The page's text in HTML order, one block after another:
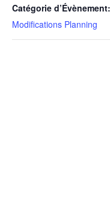
Catégorie d’Évènement:
Modifications Planning